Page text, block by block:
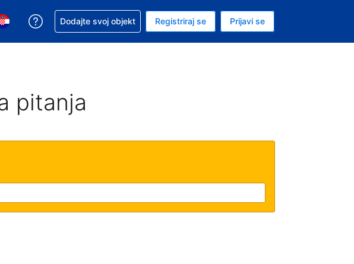
valutu. Vaša je trenutačna valuta EUR
Odaberite svoj jezik. Vaš je trenutačni jezik Hrvatskom
Zatražite pomoć sa svojom rezervacijom
Dodajte svoj objekt Registriraj se Prijavi se
pitanja